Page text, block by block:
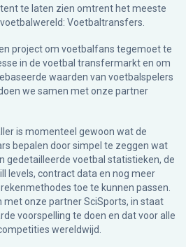
te laten zien omtrent het meeste
Voetbaltransfers.
project om voetbalfans tegemoet te
in de voetbal transfermarkt en om
waarden van voetbalspelers
we samen met onze partner
is momenteel gewoon wat de
bepalen door simpel te zeggen wat
gedetailleerde voetbal statistieken, de
levels, contract data en nog meer
toe te kunnen passen.
met onze partner SciSports, in staat
voorspelling te doen en dat voor alle
wereldwijd.